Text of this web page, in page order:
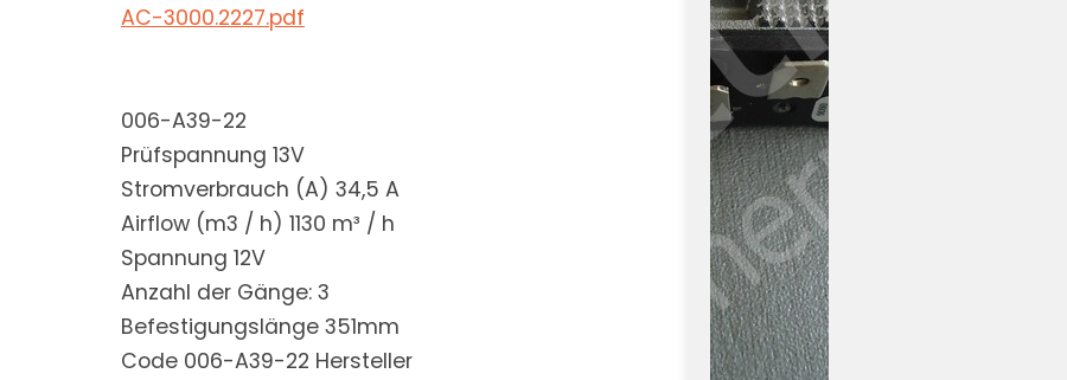
AC-3000.2227.pdf
006-A39-22
Prüfspannung 13V
Stromverbrauch (A) 34,5 A
Airflow (m3 / h) 1130 m³ / h
Spannung 12V
Anzahl der Gänge: 3
Befestigungslänge 351mm
Code 006-A39-22 Hersteller